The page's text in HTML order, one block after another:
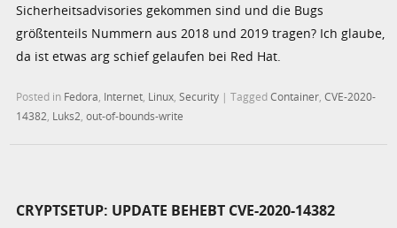
Sicherheitsadvisories gekommen sind und die Bugs
größtenteils Nummern aus 2018 und 2019 tragen? Ich glaube,
da ist etwas arg schief gelaufen bei Red Hat.
Posted in Fedora Internet Linux ,Security |TaggedContainer ,CVE-2020-
14382 Luks2 ,out-of-bounds-write
CRYPTSETUP: UPDATE BEHEBT CVE-2020-14382